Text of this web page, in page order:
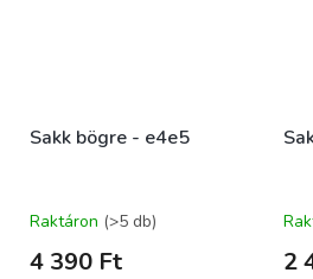
Sakk bögre - e4e5
Raktáron (>5 db)
4 390 Ft 2